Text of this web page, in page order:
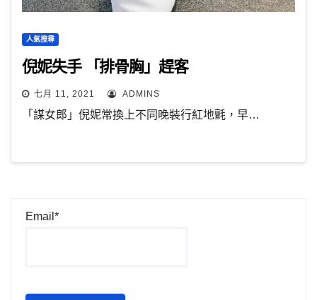
人氣搜尋
倪妮失手 「排骨胸」趕客
七月 11, 2021 ADMINS
「謀女郎」倪妮常換上不同晚裝行紅地氈，早…
Email*